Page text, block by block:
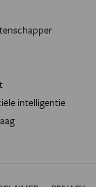
intelligentie